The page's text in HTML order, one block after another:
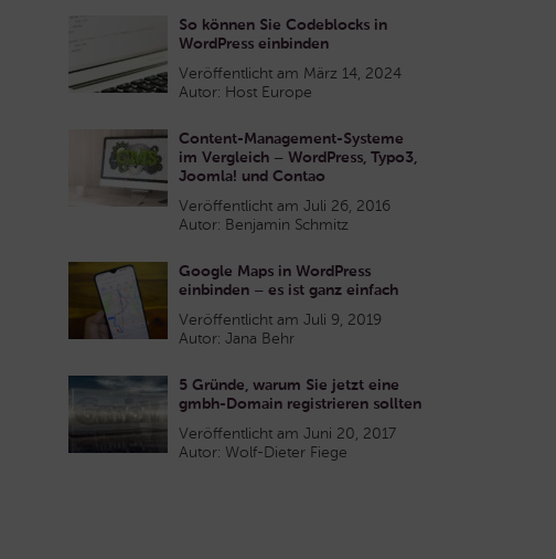
So können Sie Codeblocks in
WordPress einbinden
Veröffentlicht am März 14, 2024
Autor: Host Europe
Content-Management-Systeme
im Vergleich – WordPress, Typo3,
Joomla! und Contao
Veröffentlicht am Juli 26, 2016
Autor: Benjamin Schmitz
Google Maps in WordPress
einbinden – es ist ganz einfach
Veröffentlicht am Juli 9, 2019
Autor: Jana Behr
5 Gründe, warum Sie jetzt eine
gmbh-Domain registrieren sollten
Veröffentlicht am Juni 20, 2017
Autor: Wolf-Dieter Fiege